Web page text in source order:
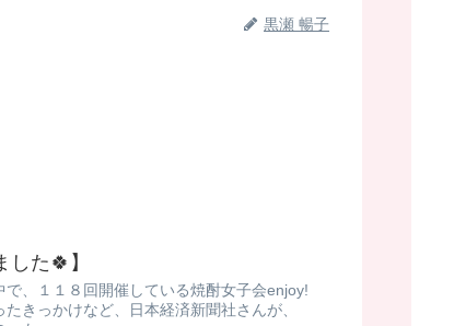
黒瀬 暢子
た🍀】
、 ​ １１８回開催している焼酎女子会enjoy!
きっかけなど、日本経済新聞社さんが、